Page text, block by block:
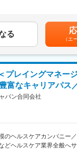
率は100%：常時、待機期
サインをしています。こ
ているからこそ実現がで
マネージャー、スーパーバ
ォローを受けられる環境
ローができる体制をとっ
のコントラクトMRが在
スが元MR出身のためMR
を入れている企業です。
体制：
2週間～2ヶ月、プロジェ
eラーニングの研修等も
専門MR育成プログラム、
手当は「待遇・福利厚生」
張りに応じて年収UP★赴任
ます。（年2回業績給改定
選考を通じて上下する可
含めた表記です。
る
（エ
プレイングマネー
富なキャリアパス
パン合同会社
のヘルスケアカンパニー
どヘルスケア業界全般へ